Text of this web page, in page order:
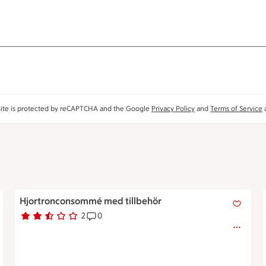
is protected by reCAPTCHA and the Google Privacy Policy and Terms of Service
Hjortronconsommé med tillbehör
Betyg 2.5 av 5. 2
2 personer har röstatReceptet har 0 kommentarer
0
Hjortronconsommé med tillbehör